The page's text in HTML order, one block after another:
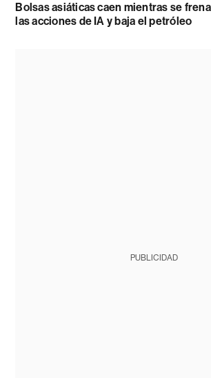
Bolsas asiáticas caen mientras se
las acciones de IA y baja el petróleo
PUBLICIDAD